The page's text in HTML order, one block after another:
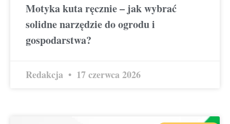
Motyka kuta ręcznie – jak wybrać
solidne narzędzie do ogrodu i
gospodarstwa?
Redakcja 17 czerwca 2026